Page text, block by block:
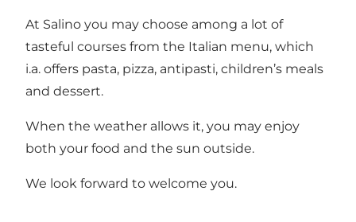
At Salino you may choose among a lot of
tasteful courses from the Italian menu, which
i.a. offers pasta, pizza, antipasti, children’s meals
and dessert.
When the weather allows it, you may enjoy
both your food and the sun outside.
We look forward to welcome you.